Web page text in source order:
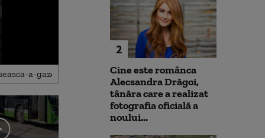
2
Cine este românca
Alecsandra Drăgoi,
tânăra care a realizat
fotografia oficială a
noului...